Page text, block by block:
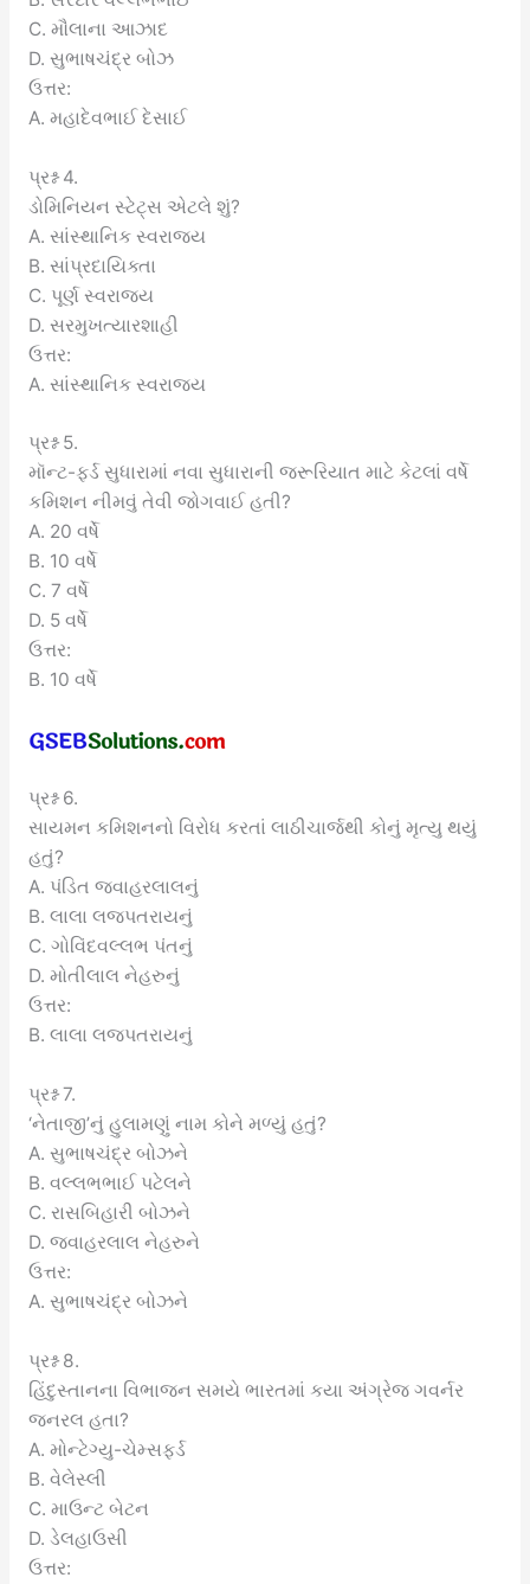
C. મૌલાના આઝાદ
D. સુભાષચંદ્ર બોઝ
ઉત્તર:
A. મહાદેવભાઈ દેસાઈ
પ્રશ્ન 4.
ડોમિનિયન સ્ટેટ્સ એટલે શું?
A. સાંસ્થાનિક સ્વરાજ્ય
B. સાંપ્રદાયિક્તા
C. પૂર્ણ સ્વરાજ્ય
D. સરમુખત્યારશાહી
ઉત્તર:
A. સાંસ્થાનિક સ્વરાજ્ય
પ્રશ્ન 5.
મૉન્ટ-ફર્ડ સુધારામાં નવા સુધારાની જરૂરિયાત માટે કેટલાં વર્ષે
કમિશન નીમવું તેવી જોગવાઈ હતી?
A. 20 વર્ષે
B. 10 વર્ષે
C. 7 વર્ષે
D. 5 વર્ષે
ઉત્તર:
B. 10 વર્ષે
પ્રશ્ન 6.
સાયમન કમિશનનો વિરોધ કરતાં લાઠીચાર્જથી કોનું મૃત્યુ થયું
હતું?
A. પંડિત જવાહરલાલનું
B. લાલા લજપતરાયનું
C. ગોવિંદવલ્લભ પંતનું
D. મોતીલાલ નેહરુનું
ઉત્તર:
B. લાલા લજપતરાયનું
પ્રશ્ન 7.
‘નેતાજી’નું હુલામણું નામ કોને મળ્યું હતું?
A. સુભાષચંદ્ર બોઝને
B. વલ્લભભાઈ પટેલને
C. રાસબિહારી બોઝને
D. જવાહરલાલ નેહરુને
ઉત્તર:
A. સુભાષચંદ્ર બોઝને
પ્રશ્ન 8.
હિંદુસ્તાનના વિભાજન સમયે ભારતમાં કયા અંગ્રેજ ગવર્નર
જનરલ હતા?
A. મોન્ટેગ્યુ-ચેમ્સફર્ડ
B. વેલેસ્લી
C. માઉન્ટ બેટન
D. ડેલહાઉસી
ઉત્તર: